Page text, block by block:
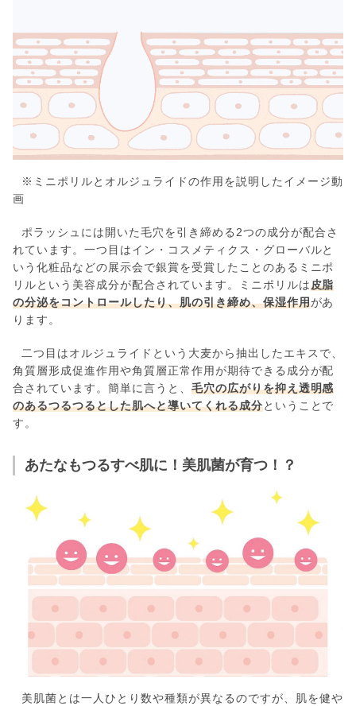
※ミニポリルとオルジュライドの作用を説明したイメージ動
画
ポラッシュには開いた毛穴を引き締める2つの成分が配合さ
れています。一つ目はイン・コスメティクス・グローバルと
いう化粧品などの展示会で銀賞を受賞したことのあるミニポ
リルという美容成分が配合されています。ミニポリルは皮脂
の分泌をコントロールしたり、肌の引き締め、保湿作用があ
ります。
二つ目はオルジュライドという大麦から抽出したエキスで、
角質層形成促進作用や角質層正常作用が期待できる成分が配
合されています。簡単に言うと、 毛穴の広がりを抑え透明感
のあるつるつるとした肌へと導いてくれる成分ということで
す。
あたなもつるすべ肌に！美肌菌が育つ！？
美肌菌とは一人ひとり数や種類が異なるのですが、肌を健や